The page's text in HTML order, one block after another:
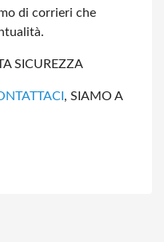
di corrieri che
SICUREZZA
, SIAMO A